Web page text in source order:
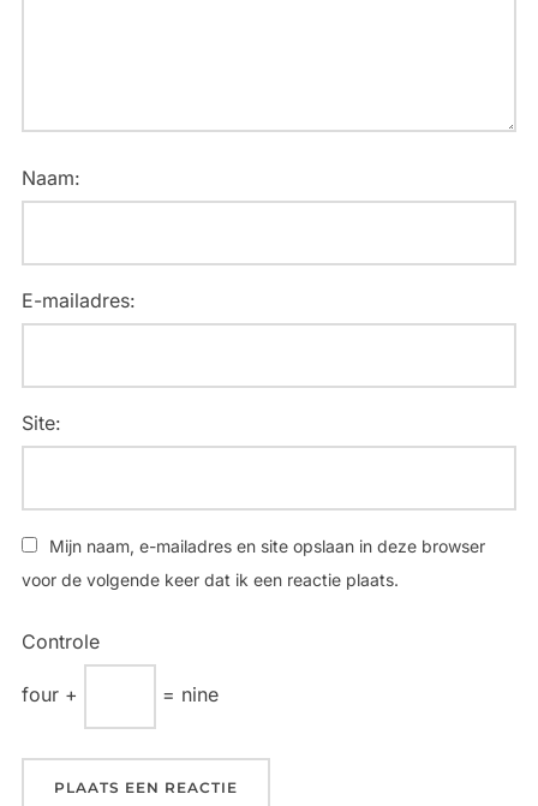
Naam:
E-mailadres:
Site:
Mijn naam, e-mailadres en site opslaan in deze browser
voor de volgende keer dat ik een reactie plaats.
Controle
four + = nine